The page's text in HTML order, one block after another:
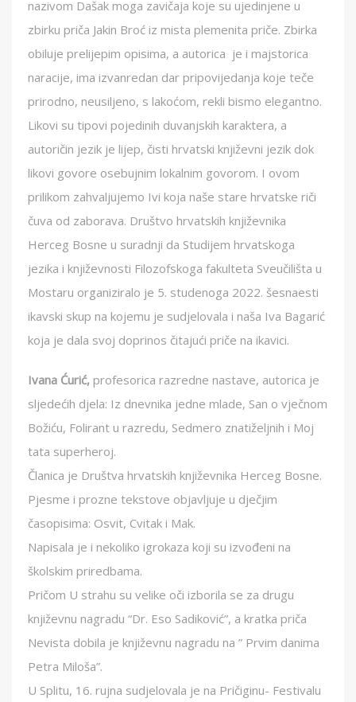
nazivom Dašak moga zavičaja koje su ujedinjene u
zbirku priča Jakin Broć iz mista plemenita priče. Zbirka
obiluje prelijepim opisima, a autorica je i majstorica
naracije, ima izvanredan dar pripovijedanja koje teče
prirodno, neusiljeno, s lakoćom, rekli bismo elegantno.
Likovi su tipovi pojedinih duvanjskih karaktera, a
autoričin jezik je lijep, čisti hrvatski književni jezik dok
likovi govore osebujnim lokalnim govorom. I ovom
prilikom zahvaljujemo Ivi koja naše stare hrvatske riči
čuva od zaborava. Društvo hrvatskih književnika
Herceg Bosne u suradnji da Studijem hrvatskoga
jezika i književnosti Filozofskoga fakulteta Sveučilišta u
Mostaru organiziralo je 5. studenoga 2022. šesnaesti
ikavski skup na kojemu je sudjelovala i naša Iva Bagarić
koja je dala svoj doprinos čitajući priče na ikavici.
Ivana Ćurić, profesorica razredne nastave, autorica je
sljedećih djela: Iz dnevnika jedne mlade, San o vječnom
Božiću, Folirant u razredu, Sedmero znatiželjnih i Moj
tata superheroj.
Članica je Društva hrvatskih književnika Herceg Bosne.
Pjesme i prozne tekstove objavljuje u dječjim
časopisima: Osvit, Cvitak i Mak.
Napisala je i nekoliko igrokaza koji su izvođeni na
školskim priredbama.
Pričom U strahu su velike oči izborila se za drugu
književnu nagradu “Dr. Eso Sadiković”, a kratka priča
Nevista dobila je književnu nagradu na ” Prvim danima
Petra Miloša”.
U Splitu, 16. rujna sudjelovala je na Pričiginu- Festivalu